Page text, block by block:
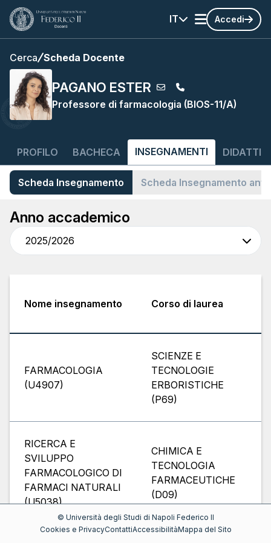
IT Accedi
Cerca Scheda Docente
PAGANO ESTER
Professore di farmacologia (BIOS-11/A)
PROFILO BACHECA INSEGNAMENTI
Scheda Insegnamento Scheda Insegnamento
Anno accademico
Nome insegnamento Corso di laurea
FARMACOLOGIA
(U4907)
SCIENZE E
TECNOLOGIE
ERBORISTICHE
(P69)
RICERCA E
SVILUPPO
FARMACOLOGICO DI
FARMACI NATURALI
(U5038)
CHIMICA E
TECNOLOGIA
FARMACEUTICHE
(D09)
© Università degli Studi di Napoli Federico II
Cookies e PrivacyContattiAccessibilitàMappa del Sito